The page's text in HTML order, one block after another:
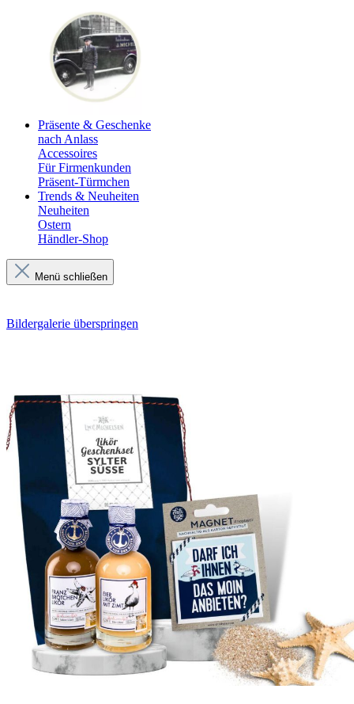
Präsente & Geschenke
nach Anlass
Accessoires
Für Firmenkunden
Präsent-Türmchen
Trends & Neuheiten
Neuheiten
Ostern
Händler-Shop
Menü schließen
Bildergalerie überspringen